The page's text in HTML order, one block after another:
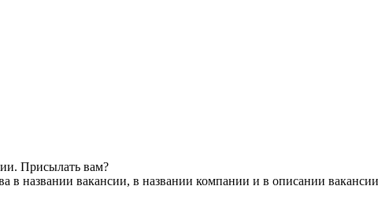
Присылать вам?
в названии вакансии, в названии компании и в описании вакансии